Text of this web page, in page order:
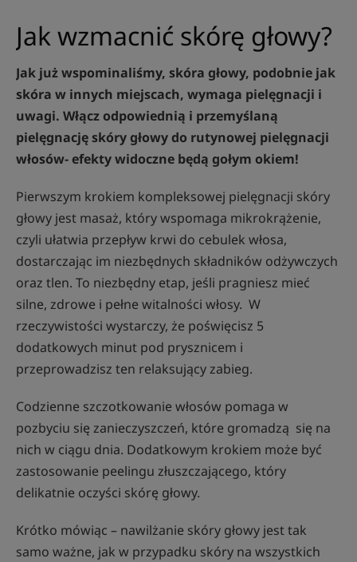
Jak wzmacnić skórę głowy?
Jak już wspominaliśmy, skóra głowy, podobnie jak
skóra w innych miejscach, wymaga pielęgnacji i
uwagi. Włącz odpowiednią i przemyślaną
pielęgnację skóry głowy do rutynowej pielęgnacji
włosów- efekty widoczne będą gołym okiem!
Pierwszym krokiem kompleksowej pielęgnacji skóry
głowy jest masaż, który wspomaga mikrokrążenie,
czyli ułatwia przepływ krwi do cebulek włosa,
dostarczając im niezbędnych składników odżywczych
oraz tlen. To niezbędny etap, jeśli pragniesz mieć
silne, zdrowe i pełne witalności włosy. W
rzeczywistości wystarczy, że poświęcisz 5
dodatkowych minut pod prysznicem i
przeprowadzisz ten relaksujący zabieg.
Codzienne szczotkowanie włosów pomaga w
pozbyciu się zanieczyszczeń, które gromadzą się na
nich w ciągu dnia. Dodatkowym krokiem może być
zastosowanie peelingu złuszczającego, który
delikatnie oczyści skórę głowy.
Krótko mówiąc – nawilżanie skóry głowy jest tak
samo ważne, jak w przypadku skóry na wszystkich